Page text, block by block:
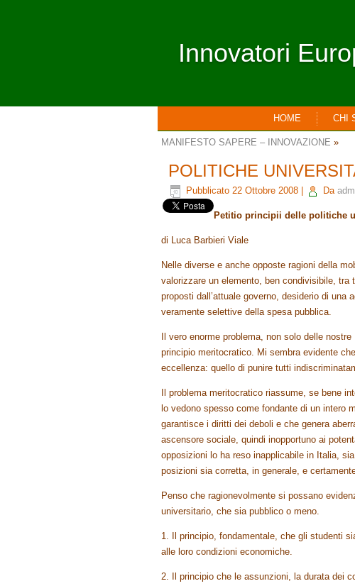
Innovatori
HOME CHI
MANIFESTO SAPERE – INNOVAZIONE »
POLITICHE
Pubblicato 22 Ottobre 2008 Da
Petitio principii delle politiche
di Luca Barbieri Viale
Nelle diverse e anche opposte ragioni della
valorizzare un elemento, ben condivisibile,
proposti dall’attuale governo, desiderio di una
veramente selettive della spesa pubblica.
Il vero enorme problema, non solo delle
principio meritocratico. Mi sembra evidente
eccellenza: quello di punire tutti
Il problema meritocratico riassume, se bene
lo vedono spesso come fondante di un intero
garantisce i diritti dei deboli e che genera
ascensore sociale, quindi inopportuno ai
opposizioni lo ha reso inapplicabile in Italia,
posizioni sia corretta, in generale, e
Penso che ragionevolmente si possano
universitario, che sia pubblico o meno.
1. Il principio, fondamentale, che gli studenti
alle loro condizioni economiche.
2. Il principio che le assunzioni, la durata dei